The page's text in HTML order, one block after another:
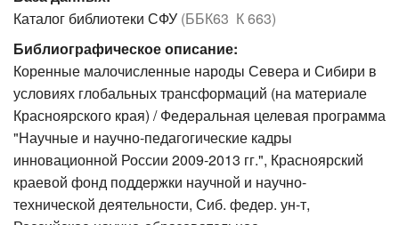
Каталог библиотеки СФУ (ББК63 К 663)
Библиографическое описание:
Коренные малочисленные народы Севера и Сибири в
условиях глобальных трансформаций (на материале
Красноярского края) / Федеральная целевая программа
"Научные и научно-педагогические кадры
инновационной России 2009-2013 гг.", Красноярский
краевой фонд поддержки научной и научно-
технической деятельности, Сиб. федер. ун-т,